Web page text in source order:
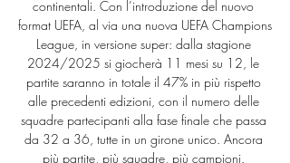
continentali. Con l’introduzione del nuovo
format UEFA, al via una nuova UEFA Champions
League, in versione super: dalla stagione
2024/2025 si giocherà 11 mesi su 12, le
partite saranno in totale il 47% in più rispetto
alle precedenti edizioni, con il numero delle
squadre partecipanti alla fase finale che passa
da 32 a 36, tutte in un girone unico. Ancora
più partite, più squadre, più campioni.